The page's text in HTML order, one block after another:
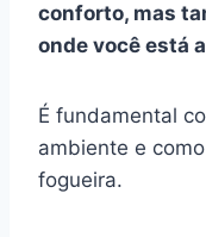
conforto, mas
onde você está
É fundamental
ambiente e
fogueira.